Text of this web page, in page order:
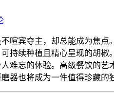
喧宾夺主，却总能成为焦
持续种植且精心呈现的胡
难忘的体验。高级餐饮的
器也将成为一件值得珍藏